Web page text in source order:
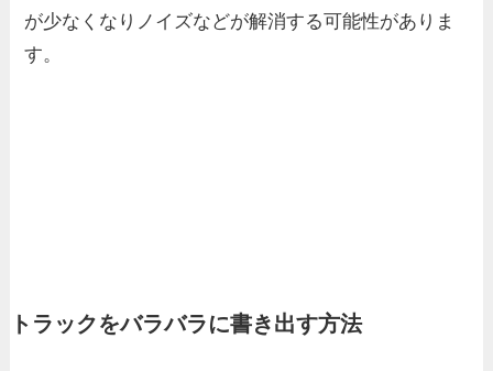
が少なくなりノイズなどが解消する可能性がありま
す。
トラックをバラバラに書き出す方法